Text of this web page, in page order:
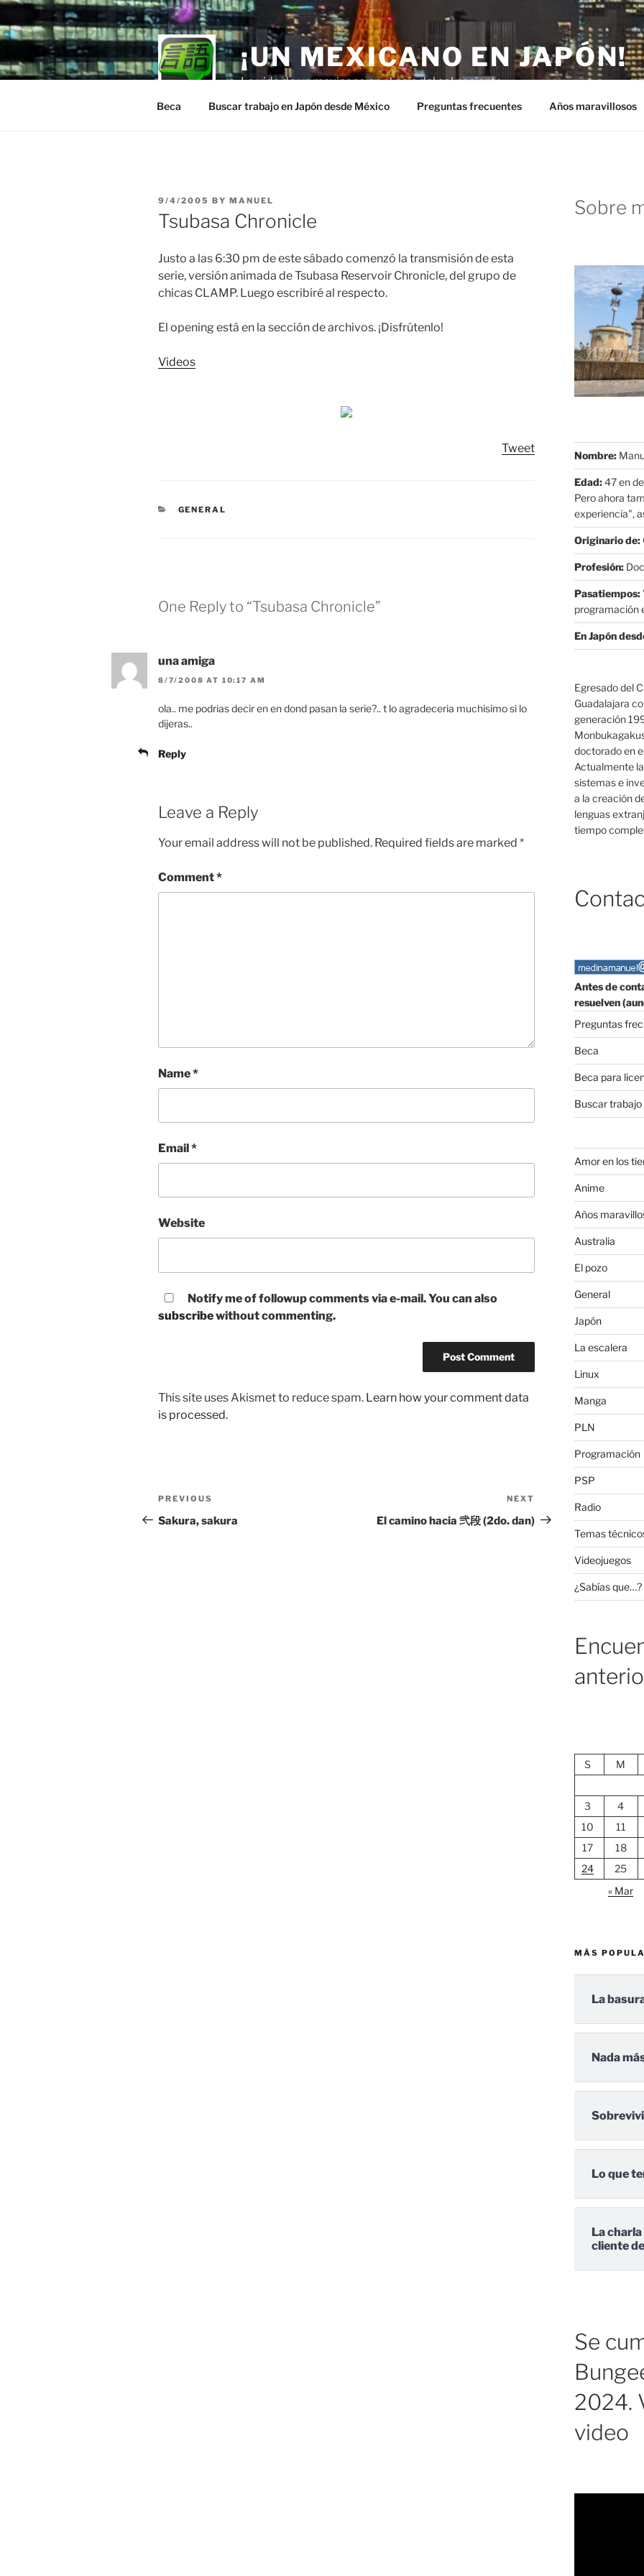
Skip
to
content
¡UN MEXICANO EN JAPÓN!
La vida de un mexicano en el país del sol naciente.
Beca Buscar trabajo en Japón desde México Preguntas frecuentes Años maravillosos
POSTED
ON
9/4/2005 BY MANUEL
Tsubasa Chronicle
Justo a las 6:30 pm de este sábado comenzó la transmisión de esta
serie, versión animada de Tsubasa Reservoir Chronicle, del grupo de
chicas CLAMP. Luego escribiré al respecto.
El opening está en la sección de archivos. ¡Disfrútenlo!
Videos
Tweet
CATEGORIES
GENERAL
One Reply to “Tsubasa Chronicle”
una amiga
8/7/2008 AT 10:17 AM
ola.. me podrias decir en en dond pasan la serie?.. t lo agradeceria muchisimo si lo
dijeras..
Reply
Leave a Reply
Your email address will not be published. Required fields are marked *
Comment*
Name*
Email*
Website
Notify me of followup comments via e-mail. You can also
subscribewithout commenting.
This site uses Akismet to reduce spam. Learn how your comment data
is processed.
Post
navigation
Previous
Post
PREVIOUS
Sakura, sakura
Post
NEXT
El camino hacia 弐段 (2do. dan)
Sobre
Nombre:
Edad:47 en
Pero ahora
experiencia",
Originario de:
Profesión:
Pasatiempos:
programación
En Japón
Egresado del
Guadalajara
generación
doctorado en
Actualmente
sistemas e
a la creación
lenguas
tiempo
Antes de
resuelven
Preguntas
Beca
Beca para
Buscar
Amor en los
Anime
Años
Australia
El pozo
General
Japón
La escalera
Linux
Manga
PLN
Programación
PSP
Radio
Temas
Videojuegos
¿Sabías que…?
S M
3
4
10
11
17
18
24
25
« Mar
MÁS
La
Nada
Lo que
La
cliente
Se
2024.
video